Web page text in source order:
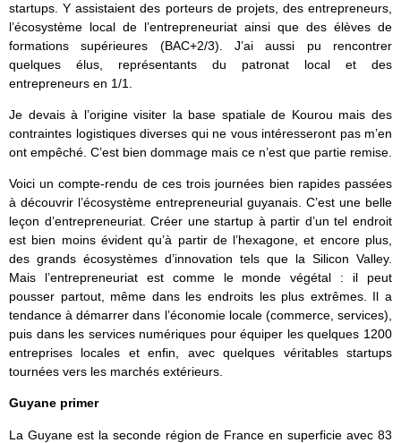
startups. Y assistaient des porteurs de projets, des entrepreneurs,
l’écosystème local de l’entrepreneuriat ainsi que des élèves de
formations supérieures (BAC+2/3). J’ai aussi pu rencontrer
quelques élus, représentants du patronat local et des
entrepreneurs en 1/1.
Je devais à l’origine visiter la base spatiale de Kourou mais des
contraintes logistiques diverses qui ne vous intéresseront pas m’en
ont empêché. C’est bien dommage mais ce n’est que partie remise.
Voici un compte-rendu de ces trois journées bien rapides passées
à découvrir l’écosystème entrepreneurial guyanais. C’est une belle
leçon d’entrepreneuriat. Créer une startup à partir d’un tel endroit
est bien moins évident qu’à partir de l’hexagone, et encore plus,
des grands écosystèmes d’innovation tels que la Silicon Valley.
Mais l’entrepreneuriat est comme le monde végétal : il peut
pousser partout, même dans les endroits les plus extrêmes. Il a
tendance à démarrer dans l’économie locale (commerce, services),
puis dans les services numériques pour équiper les quelques 1200
entreprises locales et enfin, avec quelques véritables startups
tournées vers les marchés extérieurs.
Guyane primer
La Guyane est la seconde région de France en superficie avec 83